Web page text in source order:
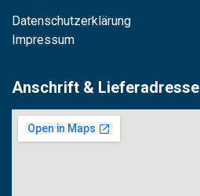
Datenschutzerklärung
Impressum
Anschrift & Lieferadresse